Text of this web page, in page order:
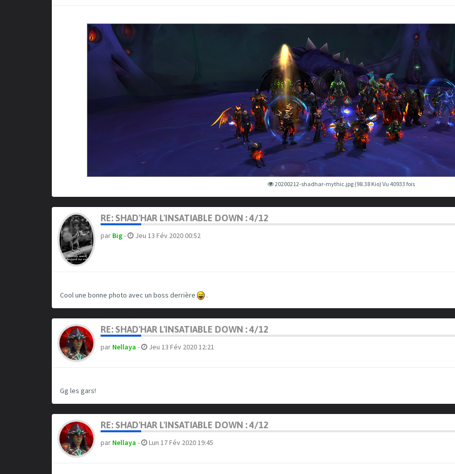
20200212-shadhar-mythic.jpg (98.38 Kio) Vu 40933 fois
RE: SHAD'HAR L'INSATIABLE DOWN : 4/12
par Big- Jeu 13 Fév 2020 00:52
Cool une bonne photo avec un boss derrière .
RE: SHAD'HAR L'INSATIABLE DOWN : 4/12
par Nellaya - Jeu 13 Fév 2020 12:21
Gg les gars!
RE: SHAD'HAR L'INSATIABLE DOWN : 4/12
par Nellaya - Lun 17 Fév 2020 19:45